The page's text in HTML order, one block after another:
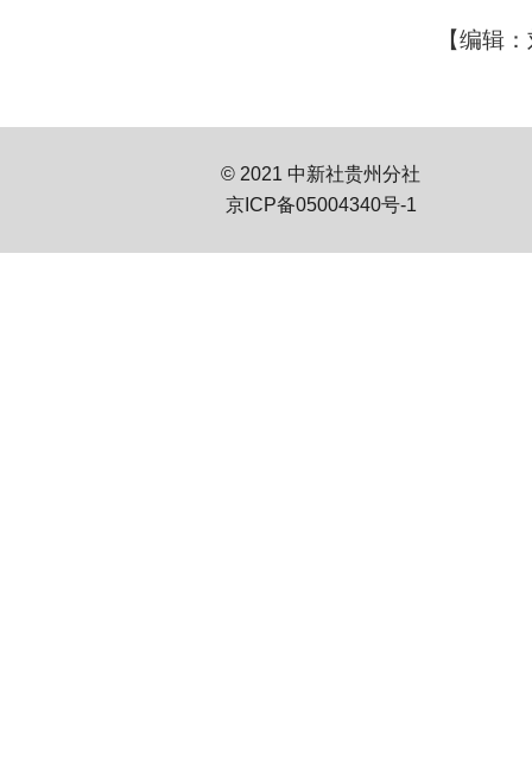
【编辑
© 2021 中新社贵州分社
京ICP备05004340号-1